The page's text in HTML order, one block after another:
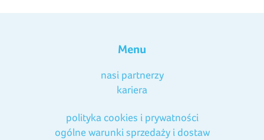
Menu
nasi partnerzy
kariera
polityka cookies i prywatności
ogólne warunki sprzedaży i dostaw